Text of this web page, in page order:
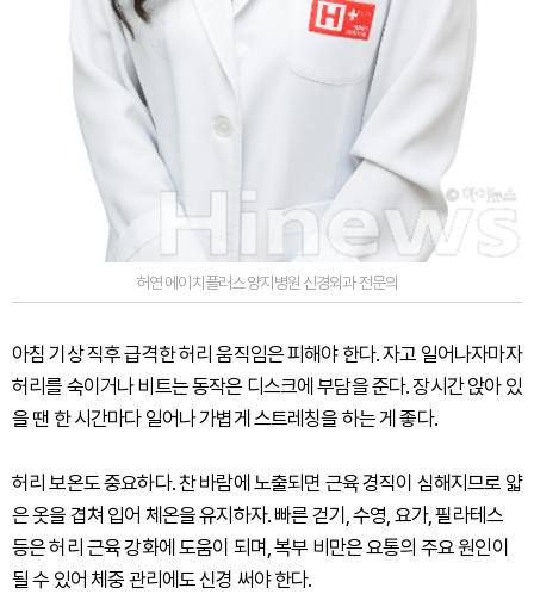
허연 에이치플러스 양지병원 신경외과 전문의
아침 기상 직후 급격한 허리 움직임은 피해야 한다. 자고 일어나자마자
허리를 숙이거나 비트는 동작은 디스크에 부담을 준다. 장시간 앉아 있
을 땐 한 시간마다 일어나 가볍게 스트레칭을 하는 게 좋다.
허리 보온도 중요하다. 찬 바람에 노출되면 근육 경직이 심해지므로 얇
은 옷을 겹쳐 입어 체온을 유지하자. 빠른 걷기, 수영, 요가, 필라테스
등은 허리 근육 강화에 도움이 되며, 복부 비만은 요통의 주요 원인이
될 수 있어 체중 관리에도 신경 써야 한다.